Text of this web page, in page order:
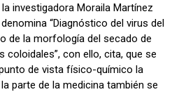
investigadora Moraila Martínez
“Diagnóstico del virus del
de la morfología del secado de
con ello, cita, que se
de vista físico-químico la
parte de la medicina también se